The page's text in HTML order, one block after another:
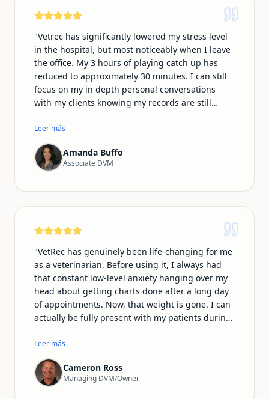
language makes the whole experience feel more
natural and personal.
"Vetrec has significantly lowered my stress level
in the hospital, but most noticeably when I leave
the office. My 3 hours of playing catch up has
reduced to approximately 30 minutes. I can still
focus on my in depth personal conversations
with my clients knowing my records are still
longer have to play catch up on typing my phone
conversations in the call log. I am most
impressed with the ability of Vetrec to be
recorded on my smartwatch microphone, which
knowing I can record from the room,
ultrasounds/xray room and treatment area
Leer más
Amanda Buffo
Associate DVM
"VetRec has genuinely been life-changing for me
as a veterinarian. Before using it, I always had
that constant low-level anxiety hanging over my
head about getting charts done after a long day
of appointments. Now, that weight is gone. I can
actually be fully present with my patients during
drafting notes the whole time. The records it
produces are incredibly detailed and sound far
more professional than anything I used to write
myself. I'm getting home earlier, I have more
Leer más
Cameron Ross
Managing DVM/Owner